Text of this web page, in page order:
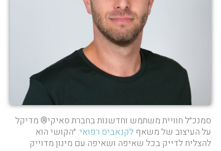
סמנכ״ל חוויית משתמש וחדשנות בחברת סאיקי® מדיקל
על העיצוב של משאףלקנאביס רפואי: ״הקושי הוא
להצליח לדייק בכל שאיפה ושאיפה עם מינון מדוייק